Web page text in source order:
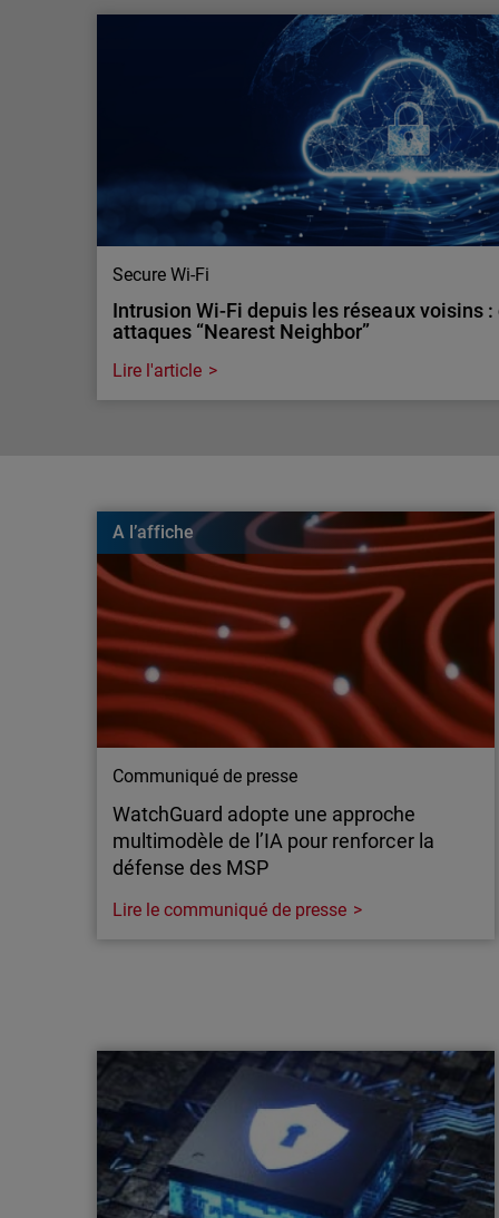
WatchGuard ThreatSync+ NDR élu Produit
ThreatSync+ NDR remporte le CRN Product of
cloud-native et IA offrant détection rapide,
Secure Wi-Fi
Intrusion Wi-Fi depuis les réseaux voisins
attaques “Nearest Neighbor”
Les attaques “Nearest Neighbor” permettent à
un réseau d’entreprise… depuis un réseau Wi-Fi
elles fonctionnent et comment les bloquer grâce
intégrant la sécurité sans fil.
Lire l'article
A l’affiche
Communiqué de presse
WatchGuard adopte une approche
multimodèle de l’IA pour renforcer la
défense des MSP
défense des MSP
WatchGuard® Technologies, leader mondial
de la cybersécurité unifiée pour les
fournisseurs de services managés (MSP),
annonce aujourd’hui de nouveaux
investissements dans l’IA appliquée à la
Lire le communiqué de presse